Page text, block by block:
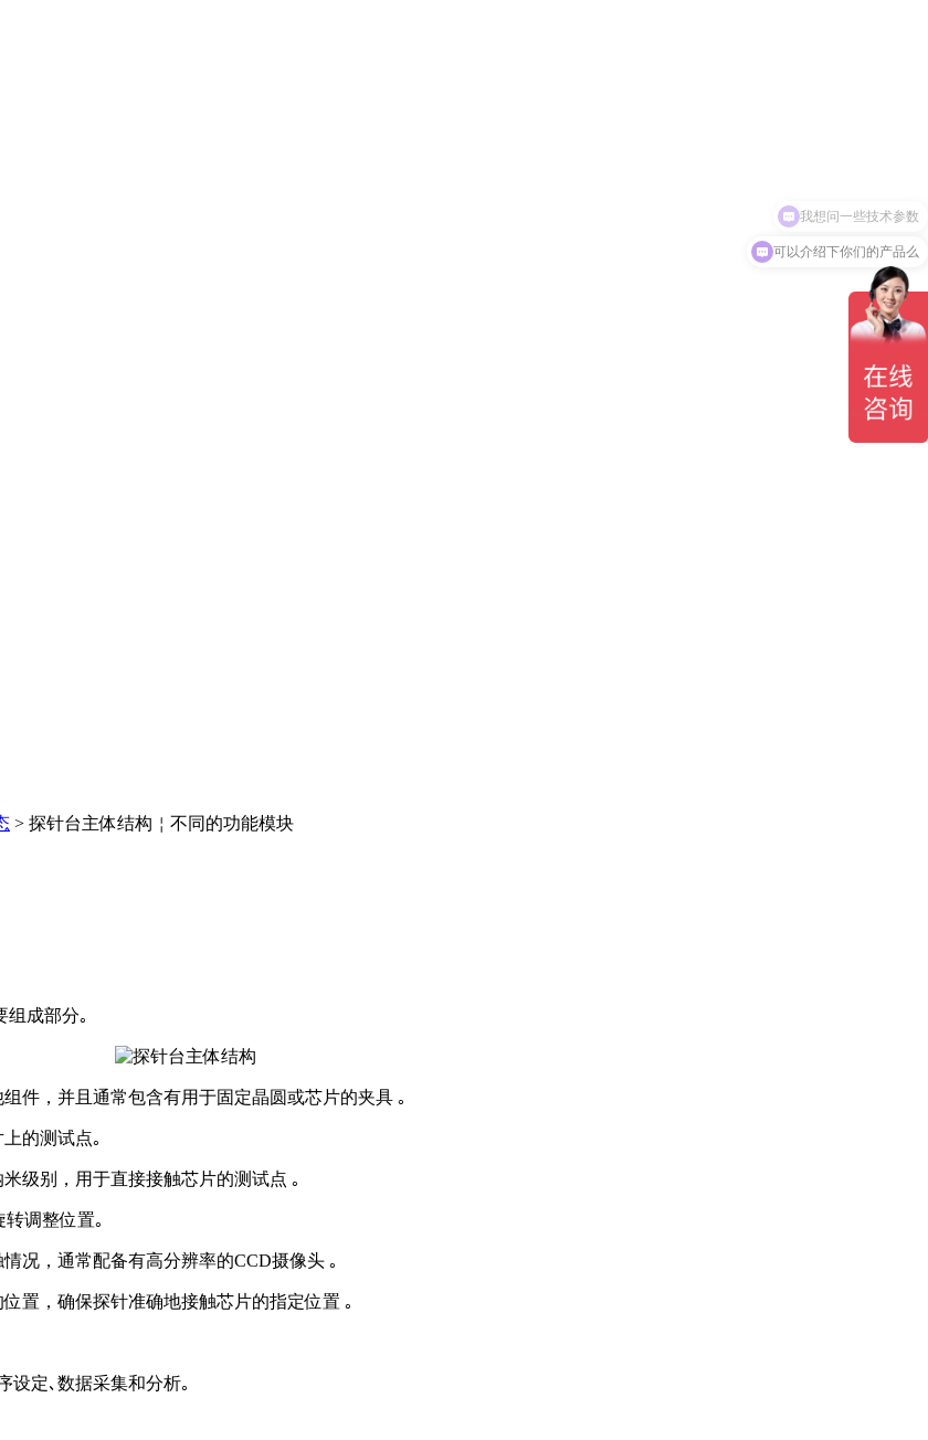
> 探针台主体结构￤不同的功能模块
组成部分｡
件，并且通常包含有用于固定晶圆或芯片的夹具 ｡
的测试点｡
级别，用于直接接触芯片的测试点 ｡
调整位置｡
况，通常配备有高分辨率的CCD摄像头 ｡
置，确保探针准确地接触芯片的指定位置 ｡
设定､数据采集和分析｡
可以介绍下你们的产品么